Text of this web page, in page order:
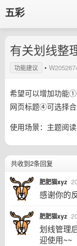
五彩
有关划线整
功能建议
•
希望可以增加功能
网页标题④可选择
使用场景：主题阅
共收到2条回复
肥肥猫xyz
感谢你的
肥肥猫xyz
划线管理
迎使用~~